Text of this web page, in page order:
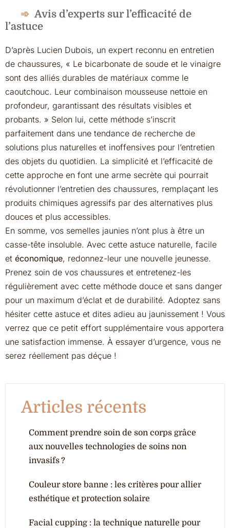
Avis d’experts sur l’efficacité de
l’astuce
D’après Lucien Dubois, un expert reconnu en entretien
de chaussures, « Le bicarbonate de soude et le vinaigre
sont des alliés durables de matériaux comme le
caoutchouc. Leur combinaison mousseuse nettoie en
profondeur, garantissant des résultats visibles et
probants. » Selon lui, cette méthode s’inscrit
parfaitement dans une tendance de recherche de
solutions plus naturelles et inoffensives pour l’entretien
des objets du quotidien. La simplicité et l’efficacité de
cette approche en font une arme secrète qui pourrait
révolutionner l’entretien des chaussures, remplaçant les
produits chimiques agressifs par des alternatives plus
douces et plus accessibles.
En somme, vos semelles jaunies n’ont plus à être un
casse-tête insoluble. Avec cette astuce naturelle, facile
et économique, redonnez-leur une nouvelle jeunesse.
Prenez soin de vos chaussures et entretenez-les
régulièrement avec cette méthode douce et sans danger
pour un maximum d’éclat et de durabilité. Adoptez sans
hésiter cette astuce et dites adieu au jaunissement ! Vous
verrez que ce petit effort supplémentaire vous apportera
une satisfaction immense. À essayer d’urgence, vous ne
serez réellement pas déçue !
Articles récents
Comment prendre soin de son corps grâce
aux nouvelles technologies de soins non
invasifs ?
Couleur store banne : les critères pour allier
esthétique et protection solaire
Facial cupping : la technique naturelle pour